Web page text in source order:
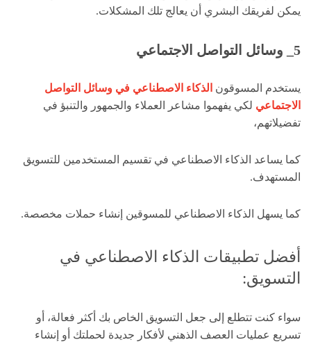
يمكن لفريقك البشري أن يعالج تلك المشكلات.
5_ وسائل التواصل الاجتماعي
يستخدم المسوقون الذكاء الاصطناعي في وسائل التواصل
الاجتماعي لكي يفهموا مشاعر العملاء والجمهور والتنبؤ في
تفضيلاتهم،
كما يساعد الذكاء الاصطناعي في تقسيم المستخدمين للتسويق
المستهدف.
كما يسهل الذكاء الاصطناعي للمسوقين إنشاء حملات مخصصة.
أفضل تطبيقات الذكاء الاصطناعي في
التسويق:
سواء كنت تتطلع إلى جعل التسويق الخاص بك أكثر فعالة، أو
تسريع عمليات العصف الذهني لأفكار جديدة لحملتك أو إنشاء